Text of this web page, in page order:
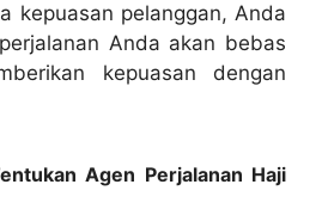
kepuasan pelanggan, Anda
Anda akan bebas
kepuasan dengan
Agen Perjalanan Haji